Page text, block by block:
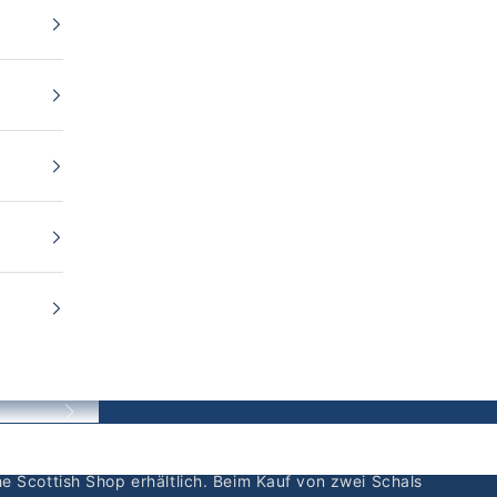
Before
Skye: Dunvegan, Quiraing, Neist Point, Fairy Pools,
Scottish Shop erhältlich. Beim Kauf von zwei Schals